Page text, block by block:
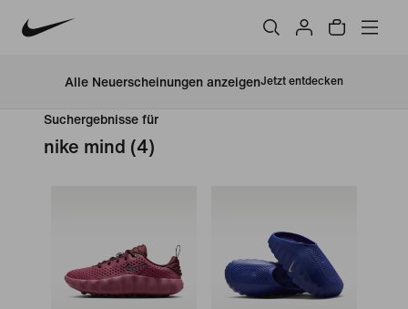
Alle Neuerscheinungen anzeigenJetzt entdecken
Suchergebnisse für
nike mind (4)